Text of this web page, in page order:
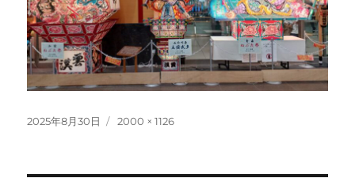
投
2025年8月30日
フ
2000 × 1126